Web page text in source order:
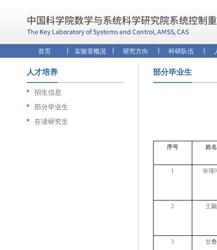
首页 实验室概况 研究方向 科研队伍
人才培养
招生信息
部分毕业生
在读研究生
部分毕业生
序号 姓名
1 张瑾
2 王颖
3 甘叠